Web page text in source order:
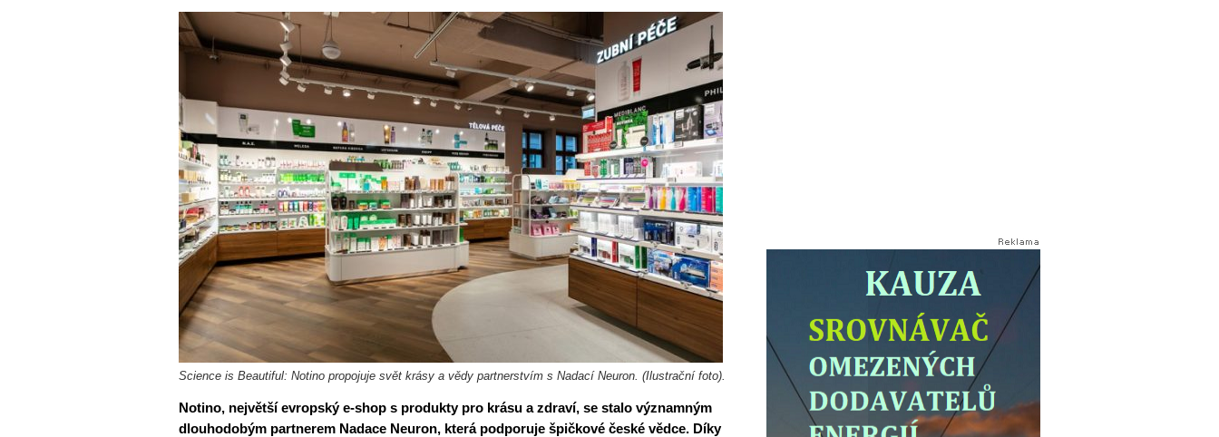
Science is Beautiful: Notino propojuje svět krásy a vědy partnerstvím s Nadací Neuron. (Ilustrační foto).
Notino, největší evropský e-shop s produkty pro krásu a zdraví, se stalo významným
dlouhodobým partnerem Nadace Neuron, která podporuje špičkové české vědce. Díky